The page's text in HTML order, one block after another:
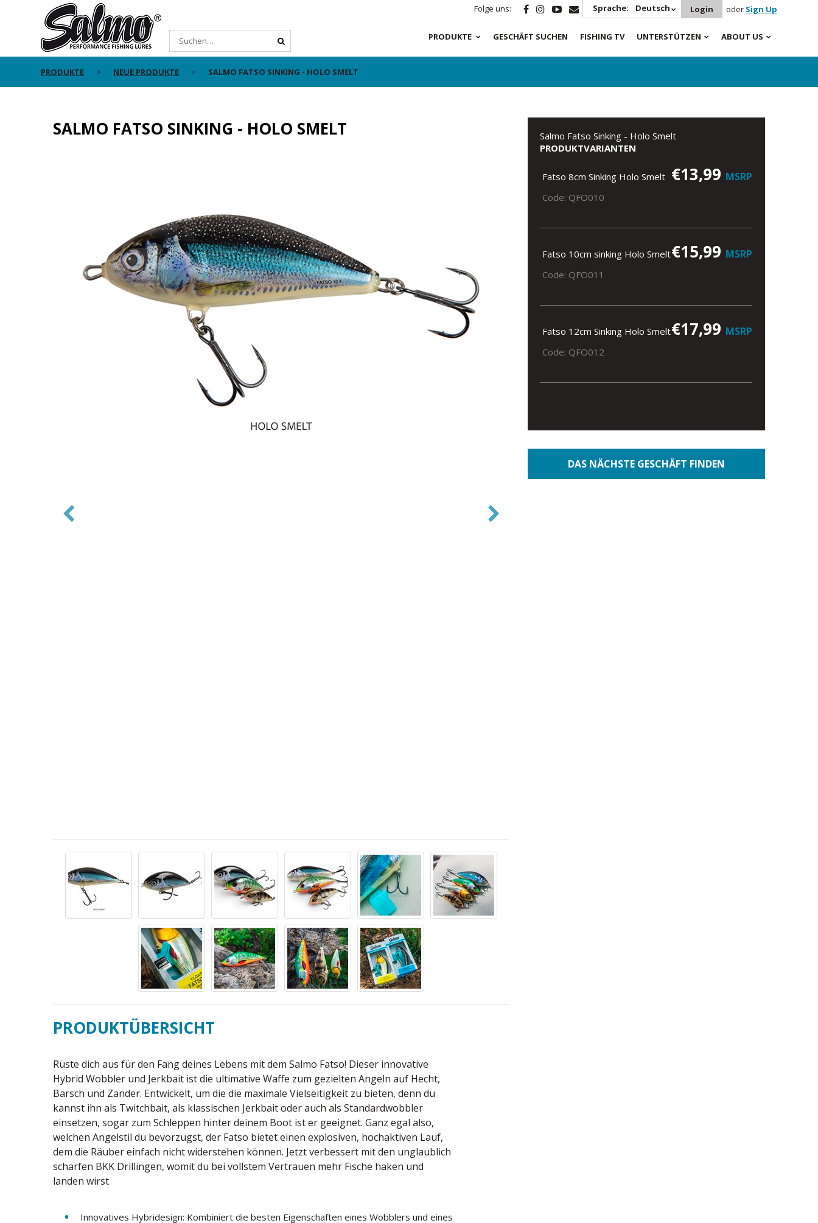
Folge uns: Sprache: Deutsch Login oder Sign Up
PRODUKTE GESCHÄFT SUCHEN FISHING TV UNTERSTÜTZEN ABOUT US
PRODUKTE NEUE PRODUKTE SALMO FATSO SINKING - HOLO SMELT
SALMO FATSO SINKING - HOLO SMELT
PRODUKTÜBERSICHT
Rüste dich aus für den Fang deines Lebens mit dem Salmo Fatso! Dieser innovative
Hybrid Wobbler und Jerkbait ist die ultimative Waffe zum gezielten Angeln auf Hecht,
Barsch und Zander. Entwickelt, um die die maximale Vielseitigkeit zu bieten, denn du
kannst ihn als Twitchbait, als klassischen Jerkbait oder auch als Standardwobbler
einsetzen, sogar zum Schleppen hinter deinem Boot ist er geeignet. Ganz egal also,
welchen Angelstil du bevorzugst, der Fatso bietet einen explosiven, hochaktiven Lauf,
dem die Räuber einfach nicht widerstehen können. Jetzt verbessert mit den unglaublich
scharfen BKK Drillingen, womit du bei vollstem Vertrauen mehr Fische haken und
landen wirst
Innovatives Hybridesign: Kombiniert die besten Eigenschaften eines Wobblers und eines
Salmo Fatso Sinking - Holo Smelt
PRODUKTVARIANTEN
Fatso 8cm Sinking Holo Smelt €13,99 MSRP
Code: QFO010
Fatso 10cm sinking Holo Smelt€15,99 MSRP
Code: QFO011
Fatso 12cm Sinking Holo Smelt€17,99 MSRP
Code: QFO012
DAS NÄCHSTE GESCHÄFT FINDEN